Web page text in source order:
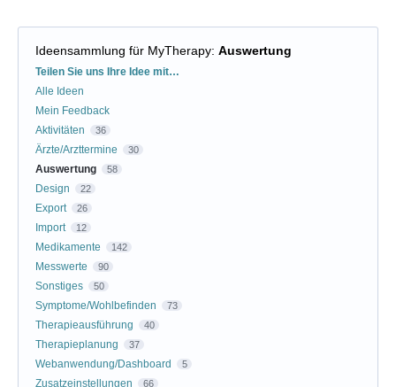
Ideensammlung für MyTherapy: Auswertung
Kategorien
Teilen Sie uns Ihre Idee mit…
Alle Ideen
Mein Feedback
Aktivitäten
36
Ärzte/Arzttermine 30
Auswertung 58
Design 22
Export 26
Import 12
Medikamente 142
Messwerte 90
Sonstiges 50
Symptome/Wohlbefinden 73
Therapieausführung 40
Therapieplanung 37
Webanwendung/Dashboard 5
Zusatzeinstellungen 66